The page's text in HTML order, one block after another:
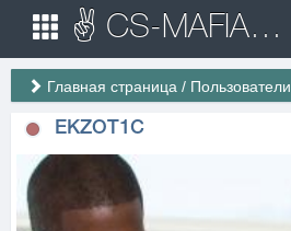
✌ CS-MAFIA.RU ✌ Игровые сервера Counter Strike 1.6
Главная страница / Пользователи
EKZOT1C